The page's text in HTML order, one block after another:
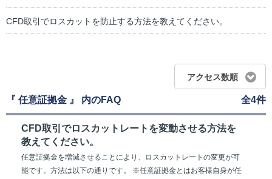
CFD取引でロスカットを防止する方法を教えてください。
アクセス数順
『 任意証拠金 』 内のFAQ 全4件
CFD取引でロスカットレートを変動させる方法を
教えてください。
任意証拠金を増減させることにより、ロスカットレートの変更が可
能です。方法は以下の通りです。 ※任意証拠金とはお客様自身が任